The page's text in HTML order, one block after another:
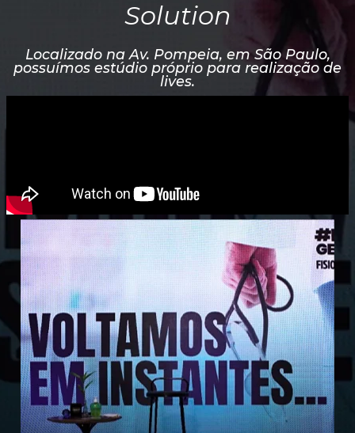
Solution
Localizado na Av. Pompeia, em São Paulo,
possuímos estúdio próprio para realização de
lives.